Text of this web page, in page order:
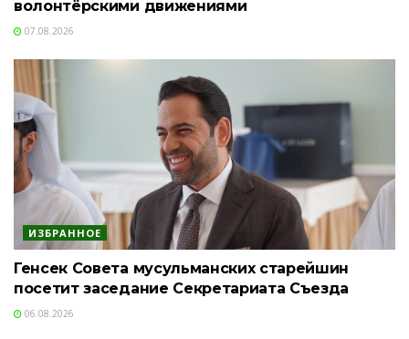
волонтёрскими движениями
07.08.2026
ИЗБРАННОЕ
Генсек Совета мусульманских старейшин
посетит заседание Секретариата Съезда
06.08.2026